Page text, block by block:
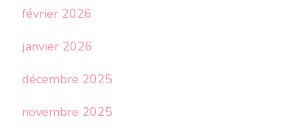
février 2026
janvier 2026
décembre 2025
novembre 2025